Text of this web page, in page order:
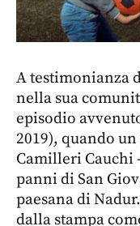
A testimonianza
nella sua
episodio
2019), quando
Camilleri Cauchi
panni di San
paesana di
dalla stampa